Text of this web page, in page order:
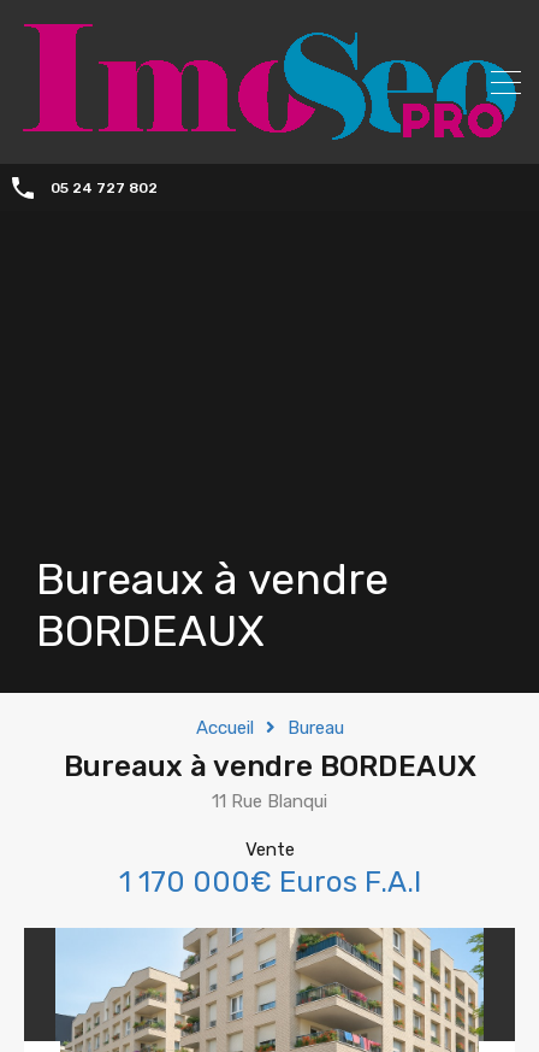
05 24 727 802
Bureaux à vendre
BORDEAUX
Accueil Bureau
Bureaux à vendre BORDEAUX
11 Rue Blanqui
Vente
1 170 000€ Euros F.A.I